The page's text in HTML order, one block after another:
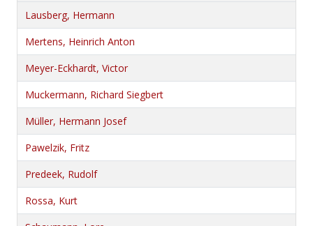
Lausberg, Hermann
Mertens, Heinrich Anton
Meyer-Eckhardt, Victor
Muckermann, Richard Siegbert
Müller, Hermann Josef
Pawelzik, Fritz
Predeek, Rudolf
Rossa, Kurt